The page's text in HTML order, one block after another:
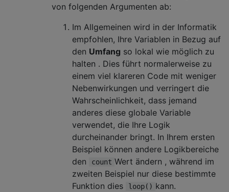
von folgenden Argumenten ab:
Im Allgemeinen wird in der Informatik
empfohlen, Ihre Variablen in Bezug auf
den Umfang so lokal wie möglich zu
halten . Dies führt normalerweise zu
einem viel klareren Code mit weniger
Nebenwirkungen und verringert die
Wahrscheinlichkeit, dass jemand
anderes diese globale Variable
verwendet, die Ihre Logik
durcheinander bringt. In Ihrem ersten
Beispiel können andere Logikbereiche
den
count Wert ändern , während im
zweiten Beispiel nur diese bestimmte
Funktion dies
loop() kann.